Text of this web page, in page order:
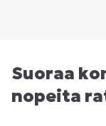
Suoraa
nopeita